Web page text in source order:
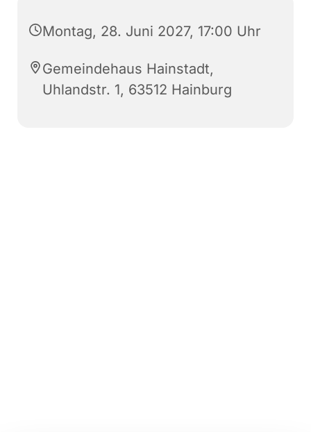
Montag, 28. Juni 2027, 17:00 Uhr
Gemeindehaus Hainstadt,
Uhlandstr. 1, 63512 Hainburg